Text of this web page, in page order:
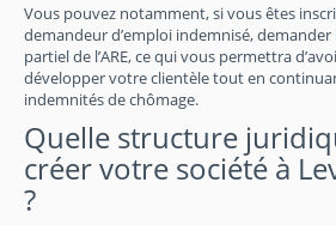
Vous pouvez notamment, si vous êtes
demandeur d’emploi indemnisé,
partiel de l’ARE, ce qui vous permettra
développer votre clientèle tout en
indemnités de chômage.
Quelle structure
créer votre société à
?